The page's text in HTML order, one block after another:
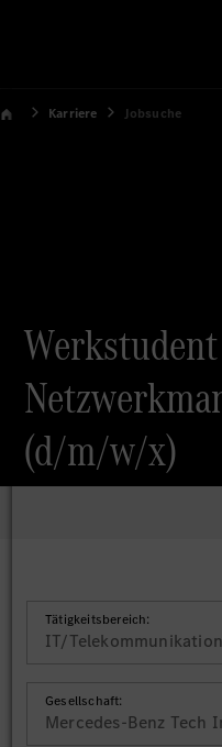
Karriere Jobsuche
(d/m/w/x)
Tätigkeitsbereich:
IT/Telekommunikation
Gesellschaft:
Mercedes-Benz Tech